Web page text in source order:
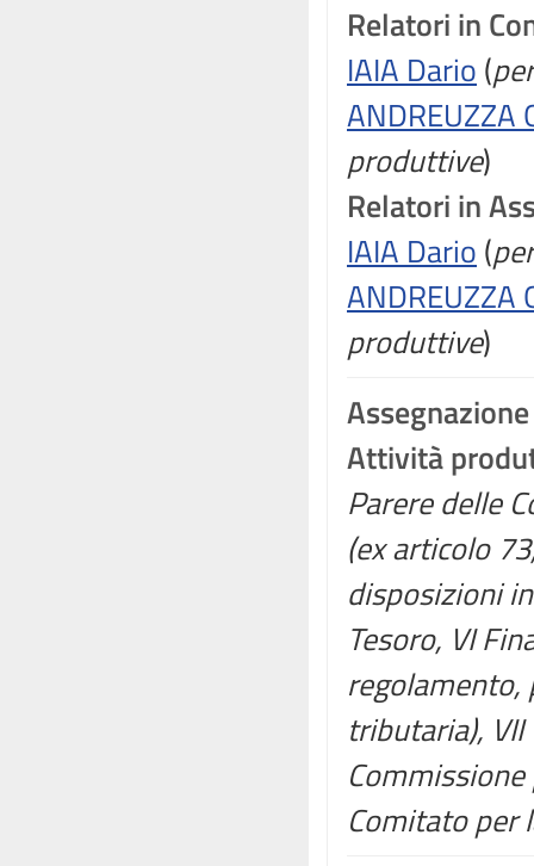
Relatori in
IAIA Dario (
ANDREUZZA
produttive)
Relatori in
IAIA Dario (
ANDREUZZA
produttive)
Assegnazione
Attività
Parere delle
(ex articolo
disposizioni
Tesoro, VI
tributaria), VII
Comitato per